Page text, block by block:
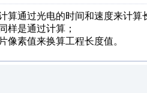
算通过光电的时间和速度来计算
样是通过计算；
像素值来换算工程长度值。